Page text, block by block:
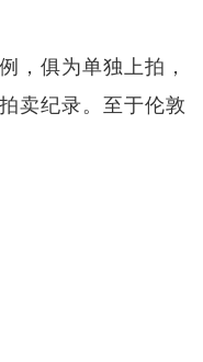
，俱为单独上拍，
卖纪录。至于伦敦